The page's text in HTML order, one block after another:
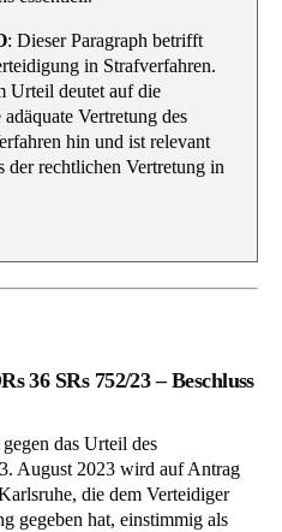
: Dieser Paragraph betrifft
in Strafverfahren.
Urteil deutet auf die
Vertretung des
hin und ist relevant
der rechtlichen Vertretung in
36 SRs 752/23 – Beschluss
das Urteil des
August 2023 wird auf Antrag
die dem Verteidiger
gegeben hat, einstimmig als